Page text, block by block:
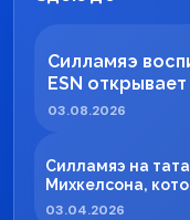
Силламяэ
ESN
03.08.2026
Силламяэ на
Михкелсона,
регионе
03.04.2026